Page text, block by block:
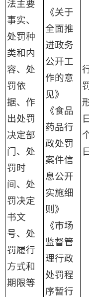
法主要
事实、
处罚种
类和内
容、处
罚依
据、作
出处罚
决定部
门、处
罚时
间、处
罚决定
书文
号、处
罚履行
方式和
期限等
《关于
全面推
进政务
公开工
作的意
见》
《食品
药品行
政处罚
案件信
息公开
实施细
则》
《市场
监督管
理行政
处罚程
序暂行